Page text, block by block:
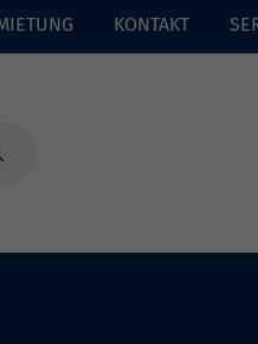
KONTAKT